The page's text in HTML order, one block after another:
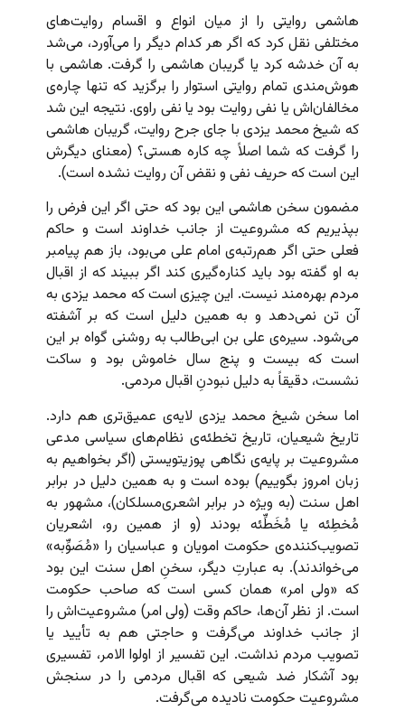
هاشمی روایتی را از میان انواع و اقسام روایت‌های
مختلفی نقل کرد که اگر هر کدام دیگر را می‌آورد، می‌شد
به آن خدشه کرد یا گریبان هاشمی را گرفت. هاشمی با
هوش‌مندی تمام روایتی استوار را برگزید که تنها چاره‌ی
مخالفان‌اش یا نفی روایت بود یا نفی راوی. نتیجه‌ این شد
که شیخ محمد یزدی با جای جرح روایت، گریبان هاشمی
را گرفت که شما اصلاً چه کاره هستی؟ (معنای دیگرش
این است که حریف نفی و نقض آن روایت نشده است).
مضمون سخن هاشمی این بود که حتی اگر این فرض را
بپذیریم که مشروعیت از جانب خداوند است و حاکم
فعلی حتی اگر هم‌رتبه‌ی امام علی می‌بود، باز هم پیامبر
به او گفته بود باید کناره‌گیری کند اگر ببیند که از اقبال
مردم بهره‌مند نیست. این چیزی است که محمد یزدی به
آن تن نمی‌دهد و به همین دلیل است که بر آشفته
می‌شود. سیره‌ی علی بن ابی‌طالب به روشنی گواه بر این
است که بیست و پنج سال خاموش بود و ساکت
نشست، دقیقاً به دلیل نبودنِ اقبال مردمی.
اما سخن شیخ محمد یزدی لایه‌ی عمیق‌تری هم دارد.
تاریخ شیعیان، تاریخ تخطئه‌ی نظام‌های سیاسی مدعی
مشروعیت بر پایه‌‌ی نگاهی پوزیتویستی (اگر بخواهیم به
زبان امروز بگوییم) بوده است و به همین دلیل در برابر
اهل سنت (به ویژه در برابر اشعری‌مسلکان)، مشهور به
مُخطِئه یا مُخَطِّئه بودند (و از همین رو، اشعریان
تصویب‌کننده‌ی حکومت امویان و عباسیان را «مُصَوِّبه»
می‌خواندند). به عبارتِ دیگر، سخنِ اهل سنت این بود
که «ولی امر» همان کسی است که صاحب حکومت
است. از نظر آن‌ها، حاکم وقت (ولی امر) مشروعیت‌اش را
از جانب خداوند می‌گرفت و حاجتی هم به تأیید یا
تصویب مردم نداشت. این تفسیر از اولوا الامر، تفسیری
بود آشکار ضد شیعی که اقبال مردمی را در سنجش
مشروعیت حکومت نادیده می‌گرفت.